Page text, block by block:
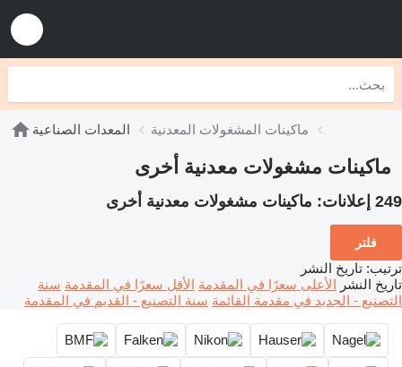
المعدات الصناعية ماكينات المشغولات المعدنية
ماكينات مشغولات معدنية أخرى
249 إعلانات: ماكينات مشغولات معدنية أخرى
فلتر
ترتيب: تاريخ النشر
تاريخ النشر الأعلى سعرًا في المقدمة الأقل سعرًا في المقدمة سنة
التصنيع - الجديد في مقدمة القائمة سنة التصنيع - القديم في المقدمة